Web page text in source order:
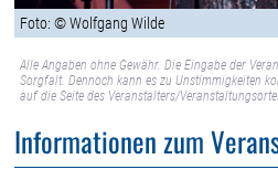
Foto: © Wolfgang Wilde
Alle Angaben ohne Gewähr. Die Eingabe der
Sorgfalt. Dennoch kann es zu Unstimmigkeiten
auf die Seite des Veranstalters/
Informationen zum